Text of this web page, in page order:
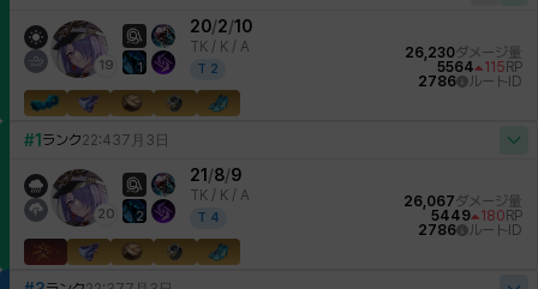
19 1
20/2/10
TK / K / A
T 2
26,230ダメージ量
5564
115 RP
2786
ルートID
#1 ランク22:437月3日
20 2
21 /8/9
TK / K / A
T 4
26,067ダメージ量
5449
180 RP
2786
ルートID